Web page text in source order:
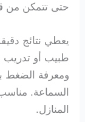
حتى تتمكن من
يعطي نتائج
طبيب أو تدريب
ومعرفة الضغط
السماعة.
المنازل.